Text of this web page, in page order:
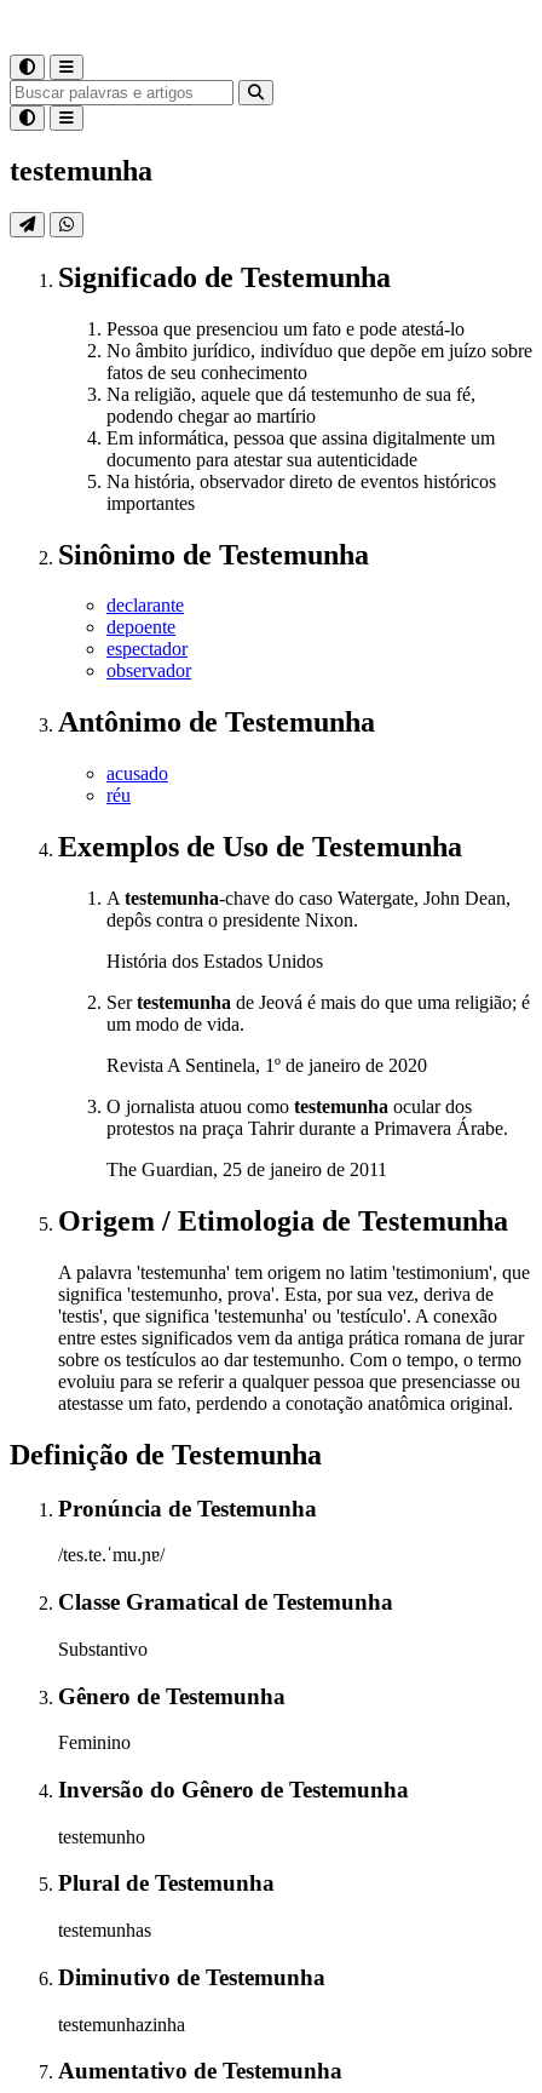
testemunha
Significado de Testemunha
Pessoa que presenciou um fato e pode atestá-lo
No âmbito jurídico, indivíduo que depõe em juízo sobre
fatos de seu conhecimento
Na religião, aquele que dá testemunho de sua fé,
podendo chegar ao martírio
Em informática, pessoa que assina digitalmente um
documento para atestar sua autenticidade
Na história, observador direto de eventos históricos
importantes
Sinônimo de Testemunha
declarante
depoente
espectador
observador
Antônimo de Testemunha
acusado
réu
Exemplos de Uso de Testemunha
A testemunha-chave do caso Watergate, John Dean,
depôs contra o presidente Nixon.
História dos Estados Unidos
Sertestemunha de Jeová é mais do que uma religião; é
um modo de vida.
Revista A Sentinela, 1º de janeiro de 2020
O jornalista atuou como testemunha ocular dos
protestos na praça Tahrir durante a Primavera Árabe.
The Guardian, 25 de janeiro de 2011
Origem / Etimologia de Testemunha
A palavra 'testemunha' tem origem no latim 'testimonium', que
significa 'testemunho, prova'. Esta, por sua vez, deriva de
'testis', que significa 'testemunha' ou 'testículo'. A conexão
entre estes significados vem da antiga prática romana de jurar
sobre os testículos ao dar testemunho. Com o tempo, o termo
evoluiu para se referir a qualquer pessoa que presenciasse ou
atestasse um fato, perdendo a conotação anatômica original.
Definição de Testemunha
Pronúncia de Testemunha
/tes.te.ˈmu.ɲɐ/
Classe Gramatical de Testemunha
Substantivo
Gênero de Testemunha
Feminino
Inversão do Gênero de Testemunha
testemunho
Plural de Testemunha
testemunhas
Diminutivo de Testemunha
testemunhazinha
Aumentativo de Testemunha